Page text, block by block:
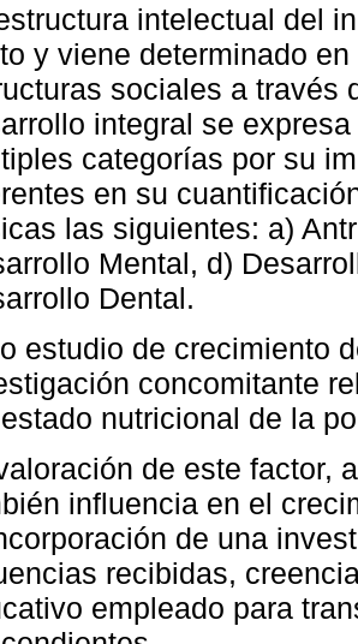
intelectual del
y viene determinado
sociales a través
integral se
categorías por su
en su
las siguientes: a)
Mental, d)
Dental.
estudio de crecimiento
concomitante
nutricional de la
de este factor,
influencia en el
de una
recibidas,
empleado para